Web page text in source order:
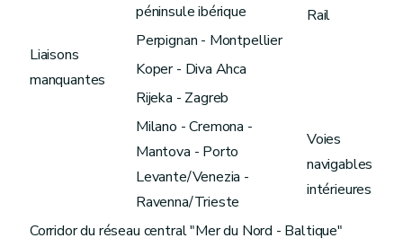
Liaisons
manquantes
Rail
péninsule ibérique
Perpignan - Montpellier
Koper - Diva Ahca
Rijeka - Zagreb
Milano - Cremona -
Mantova - Porto
Levante/Venezia -
Ravenna/Trieste
Voies
navigables
intérieures
Corridor du réseau central "Mer du Nord - Baltique"